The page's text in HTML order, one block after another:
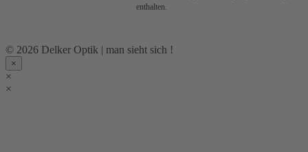
enthalten.
© 2026 Delker Optik | man sieht sich !
×
×
×